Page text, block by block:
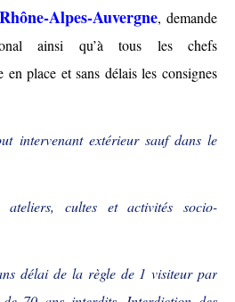
Rhône-Alpes-Auvergne, demande
ainsi qu’à tous les chefs
en place et sans délais les consignes
intervenant extérieur sauf dans le
ateliers, cultes et activités socio-
délai de la règle de 1 visiteur par